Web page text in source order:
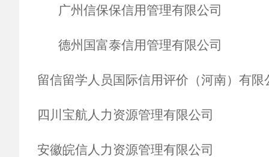
广州信保保信用管理有限公司
德州国富泰信用管理有限公司
留信留学人员国际信用评价（河南）有限
四川宝航人力资源管理有限公司
安徽皖信人力资源管理有限公司